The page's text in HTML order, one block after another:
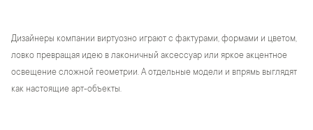
Дизайнеры компании виртуозно играют с фактурами, формами и цветом,
ловко превращая идею в лаконичный аксессуар или яркое акцентное
освещение сложной геометрии. А отдельные модели и впрямь выглядят
как настоящие арт-объекты.